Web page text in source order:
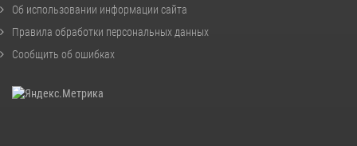
Об использовании информации сайта
Правила обработки персональных данных
Сообщить об ошибках